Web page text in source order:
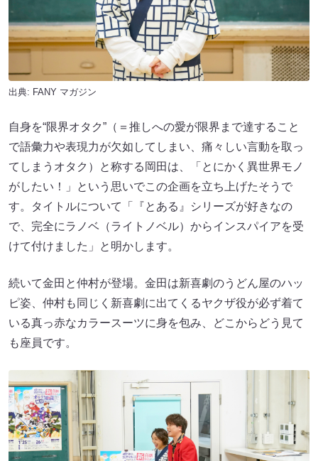
出典: FANY マガジン
自身を“限界オタク”（＝推しへの愛が限界まで達すること
で語彙力や表現力が欠如してしまい、痛々しい言動を取っ
てしまうオタク）と称する岡田は、「とにかく異世界モノ
がしたい！」という思いでこの企画を立ち上げたそうで
す。タイトルについて「『とある』シリーズが好きなの
で、完全にラノベ（ライトノベル）からインスパイアを受
けて付けました」と明かします。
続いて金田と仲村が登場。金田は新喜劇のうどん屋のハッ
ピ姿、仲村も同じく新喜劇に出てくるヤクザ役が必ず着て
いる真っ赤なカラースーツに身を包み、どこからどう見て
も座員です。